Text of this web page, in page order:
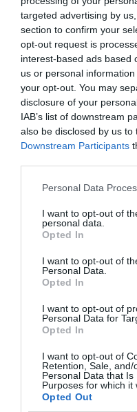
targeted advertising by
section to confirm your
opt-out request is
interest-based ads based
us or personal
your opt-out. You may
disclosure of your
IAB’s list of downstream
also be disclosed by us to
Downstream Participants
Personal Data
I want to opt-out of
personal data.
Opted In
I want to opt-out of
Personal Data.
Opted In
I want to opt-out of
Personal Data for
Opted In
I want to opt-out of
Retention, Sale,
Personal Data that
Purposes for which it
Opted Out
LA OPINIÓN
Negociaciones. ¿Y
sociedad
1 de agosto de 2023
XAVIER ROIG
LA OPINIÓN
25 de julio de 2023
XAVIER ROIG
LA OPINIÓN
La necesidad
los peajes
18 de julio de 2023